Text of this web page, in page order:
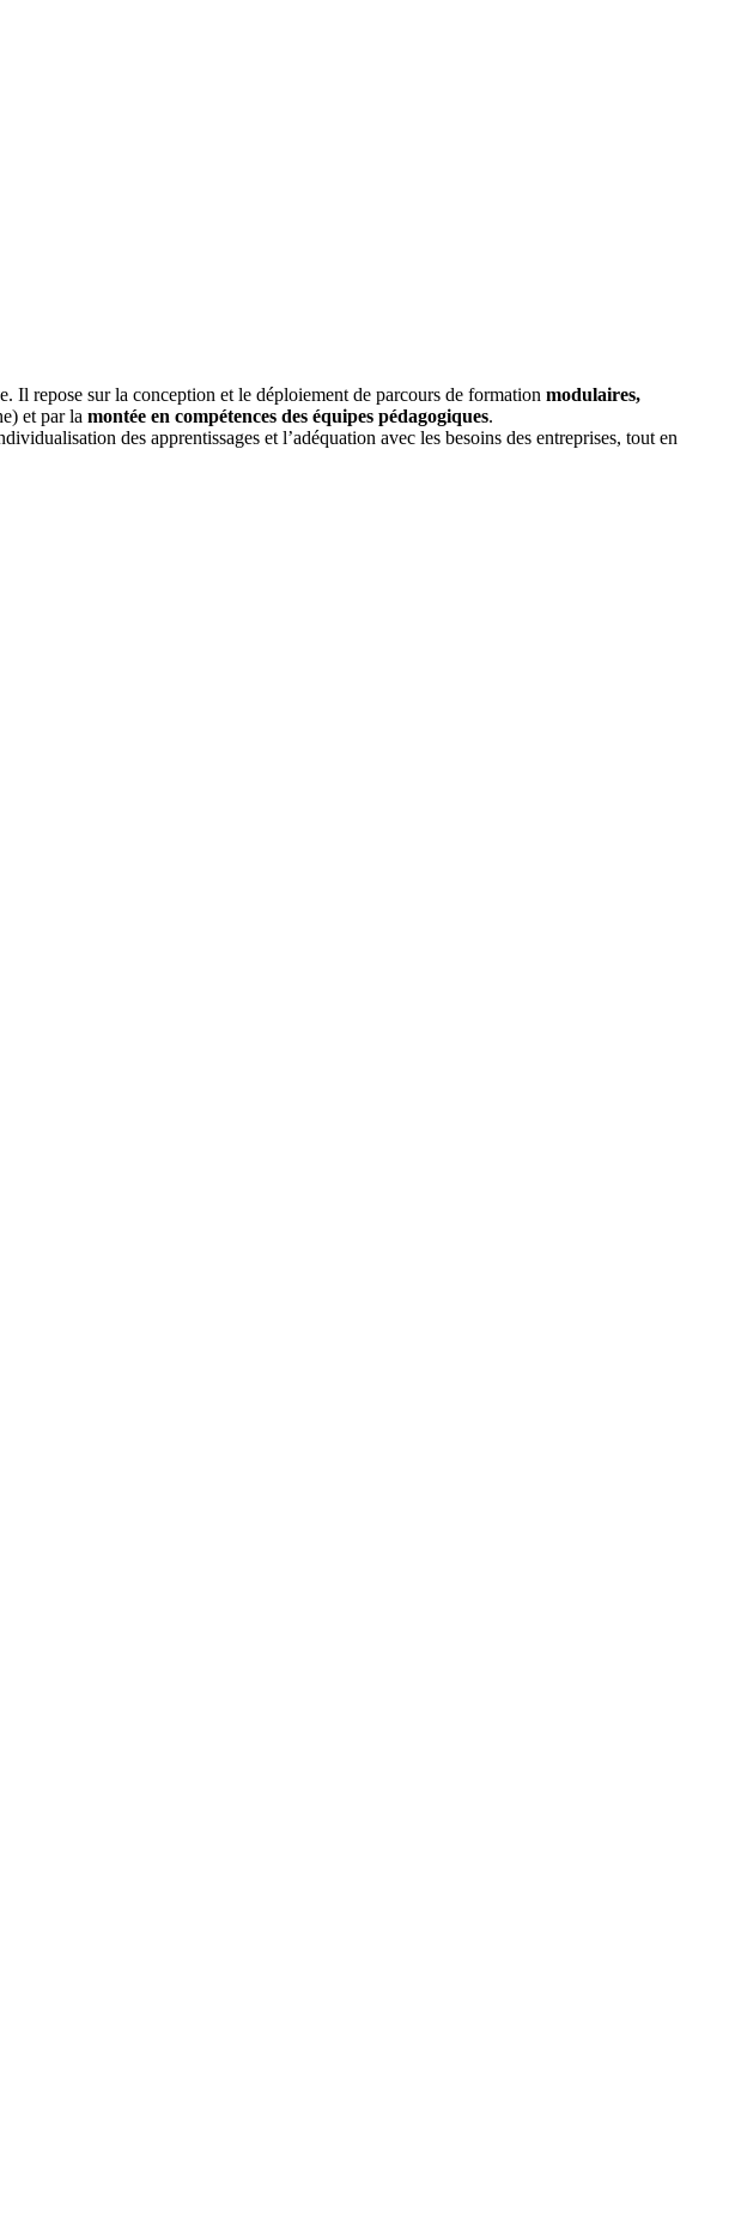
Il repose sur la conception et le déploiement de parcours de formation modulaires,
et par la montée en compétences des équipes pédagogiques.
des apprentissages et l’adéquation avec les besoins des entreprises, tout en